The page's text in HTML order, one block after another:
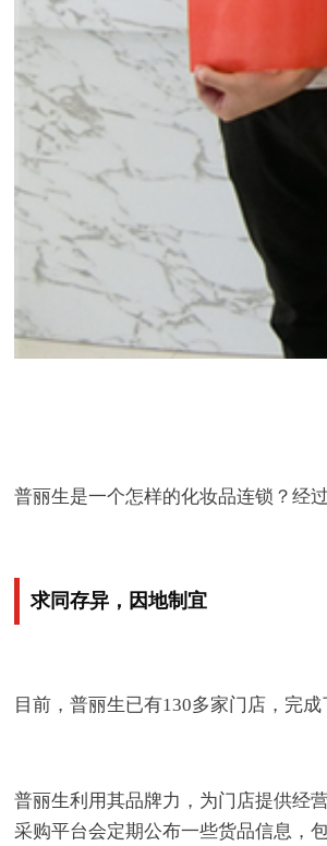
普丽生是一个怎样的化妆品连锁？经
求同存异，因地制宜
目前，普丽生已有130多家门店，完
普丽生利用其品牌力，为门店提供经
采购平台会定期公布一些货品信息，